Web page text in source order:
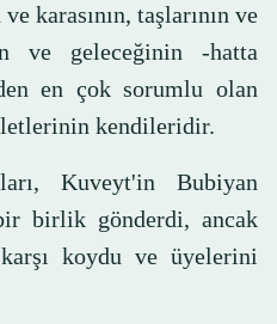
karasının, taşlarının ve
ve geleceğinin -hatta
en çok sorumlu olan
kendileridir.
Kuveyt'in Bubiyan
birlik gönderdi, ancak
koydu ve üyelerini